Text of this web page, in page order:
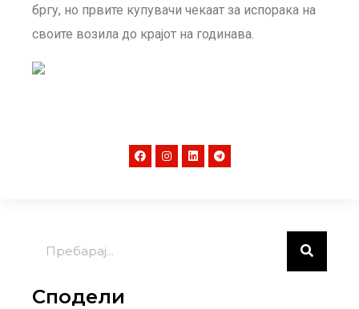
бргу, но првите купувачи чекаат за испорака на
своите возила до крајот на годинава.
Сподели